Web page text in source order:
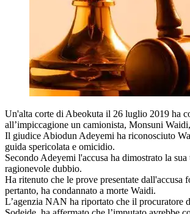
Un'alta corte di Abeokuta il 26 luglio 2019 ha
all’impiccagione un camionista, Monsuni
Il giudice Abiodun Adeyemi ha riconosciuto
guida spericolata e omicidio.
Secondo Adeyemi l'accusa ha dimostrato la
ragionevole dubbio.
Ha ritenuto che le prove presentate dall'accusa
pertanto, ha condannato a morte Waidi.
L’agenzia NAN ha riportato che il procuratore